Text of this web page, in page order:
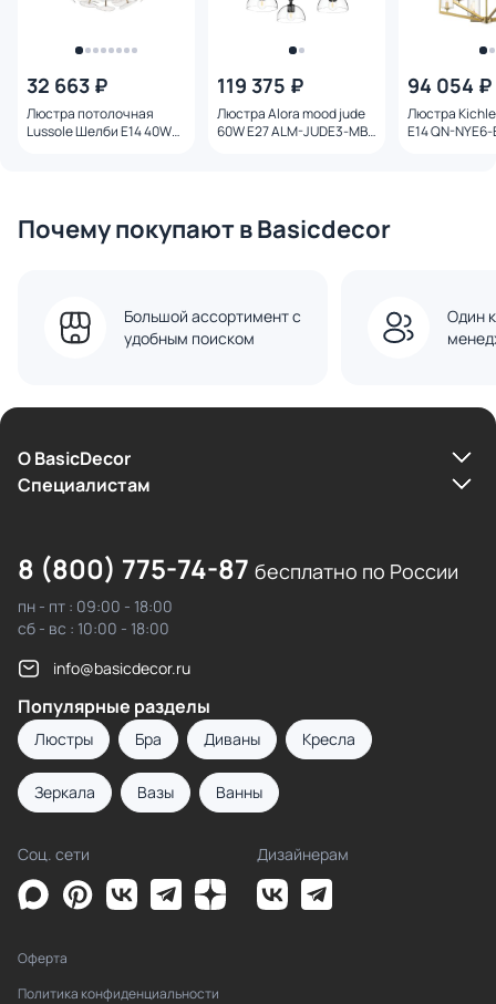
32 663 ₽
Люстра потолочная
Lussole Шелби E14 40W
119 375 ₽
Люстра Alora mood jude
60W E27 ALM-JUDE3-MB-
94 054 ₽
Люстра
E14 QN-NYE6-
Почему покупают в Basicdecor
Большой ассортимент с
удобным поиском
Один
О BasicDecor
Cпециалистам
8 (800) 775-74-87 бесплатно по России
пн - пт : 09:00 - 18:00
сб - вс : 10:00 - 18:00
info@basicdecor.ru
Популярные разделы
Люстры Бра Диваны Кресла
Зеркала Вазы Ванны
Соц. сети Дизайнерам
Оферта
Политика конфиденциальности